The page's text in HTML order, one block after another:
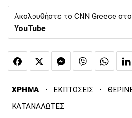
Ακολουθήστε το CNN Greece
YouTube
ΧΡΗΜΑ · ΕΚΠΤΩΣΕΙΣ ·
ΚΑΤΑΝΑΛΩΤΕΣ